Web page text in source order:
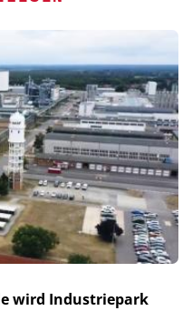
wird Industriepark